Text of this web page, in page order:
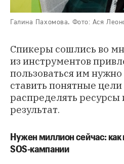
Галина Пахомова. Фото: Ася
Спикеры сошлись во
из инструментов
пользоваться им
ставить понятные цели
распределять ресурсы
результат.
Нужен миллион сейчас:
SOS-кампании